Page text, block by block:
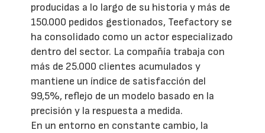
producidas a lo largo de su historia y más de
150.000 pedidos gestionados, Teefactory se
ha consolidado como un actor especializado
dentro del sector. La compañía trabaja con
más de 25.000 clientes acumulados y
mantiene un índice de satisfacción del
99,5%, reflejo de un modelo basado en la
precisión y la respuesta a medida.
En un entorno en constante cambio, la